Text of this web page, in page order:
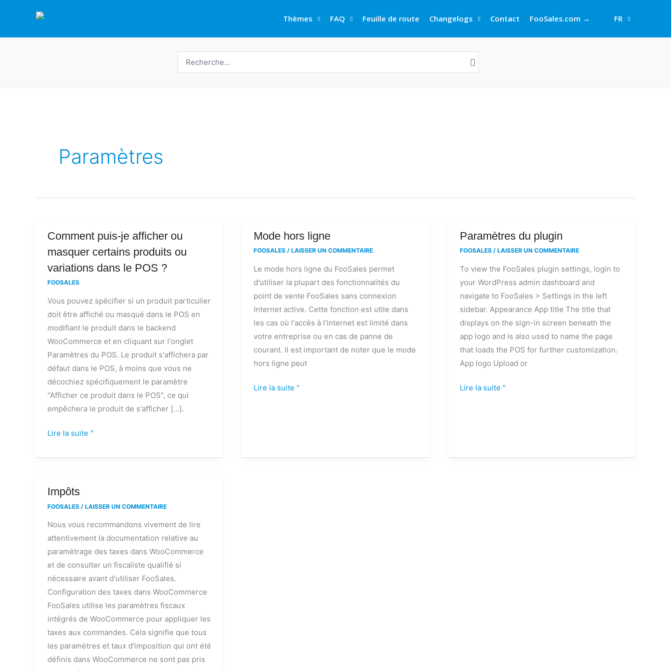
Thèmes FAQ Feuille de route Changelogs Contact FooSales.com → FR
de
:
Paramètres
Comment puis-je afficher ou
masquer certains produits ou
variations dans le POS ?
FOOSALES
Vous pouvez spécifier si un produit particulier
doit être affiché ou masqué dans le POS en
modifiant le produit dans le backend
WooCommerce et en cliquant sur l'onglet
Paramètres du POS. Le produit s'affichera par
défaut dans le POS, à moins que vous ne
décochiez spécifiquement le paramètre
"Afficher ce produit dans le POS", ce qui
empêchera le produit de s'afficher [...].
Comment
puis-
afficher
masquer
certains
produits
ou
variations
dans
le
POS
?
Lire la suite "
Mode hors ligne
FOOSALES / LAISSER UN COMMENTAIRE
Le mode hors ligne du FooSales permet
d'utiliser la plupart des fonctionnalités du
point de vente FooSales sans connexion
Internet active. Cette fonction est utile dans
les cas où l'accès à l'internet est limité dans
votre entreprise ou en cas de panne de
courant. Il est important de noter que le mode
hors ligne peut
Mode
hors
Lire la suite "
Paramètres du plugin
FOOSALES/LAISSER UN COMMENTAIRE
To view the FooSales plugin settings, login to
your WordPress admin dashboard and
navigate to FooSales > Settings in the left
sidebar. Appearance App title The title that
displays on the sign-in screen beneath the
app logo and is also used to name the page
that loads the POS for further customization.
App logo Upload or
Paramètres
du
Lire la suite "
Impôts
FOOSALES / LAISSER UN COMMENTAIRE
Nous vous recommandons vivement de lire
attentivement la documentation relative au
paramétrage des taxes dans WooCommerce
et de consulter un fiscaliste qualifié si
nécessaire avant d'utiliser FooSales.
Configuration des taxes dans WooCommerce
FooSales utilise les paramètres fiscaux
intégrés de WooCommerce pour appliquer les
taxes aux commandes. Cela signifie que tous
les paramètres et taux d'imposition qui ont été
définis dans WooCommerce ne sont pas pris
Impôts